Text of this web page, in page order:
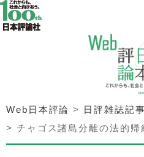
Web日本評論 > 日評雑誌記
> チャゴス諸島分離の法的帰